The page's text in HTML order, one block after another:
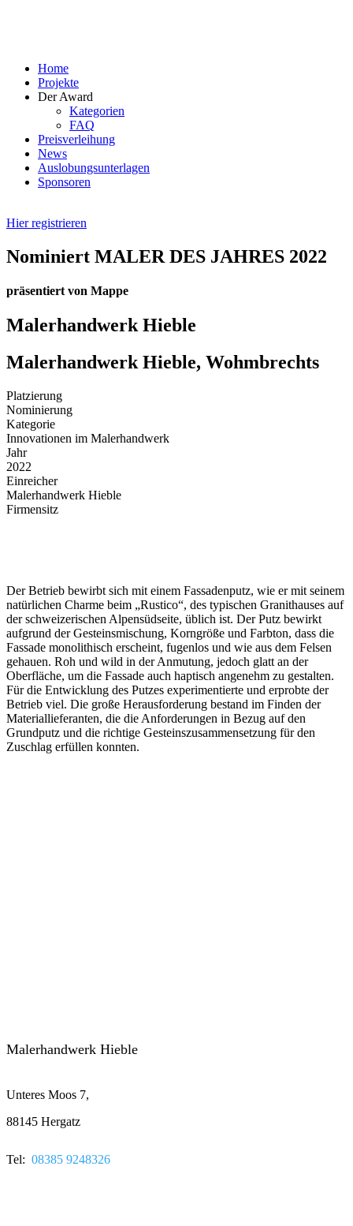
Home
Projekte
Der Award
Kategorien
FAQ
Preisverleihung
News
Auslobungsunterlagen
Sponsoren
Hier registrieren
Nominiert MALER DES JAHRES 2022
präsentiert von Mappe
Malerhandwerk Hieble
Malerhandwerk Hieble, Wohmbrechts
Platzierung
Nominierung
Kategorie
Innovationen im Malerhandwerk
Jahr
2022
Einreicher
Malerhandwerk Hieble
Firmensitz
Der Betrieb bewirbt sich mit einem Fassadenputz, wie er mit seinem
natürlichen Charme beim „Rustico“, des typischen Granithauses auf
der schweizerischen Alpensüdseite, üblich ist. Der Putz bewirkt
aufgrund der Gesteinsmischung, Korngröße und Farbton, dass die
Fassade monolithisch erscheint, fugenlos und wie aus dem Felsen
gehauen. Roh und wild in der Anmutung, jedoch glatt an der
Oberfläche, um die Fassade auch haptisch angenehm zu gestalten.
Für die Entwicklung des Putzes experimentierte und erprobte der
Betrieb viel. Die große Herausforderung bestand im Finden der
Materiallieferanten, die die Anforderungen in Bezug auf den
Grundputz und die richtige Gesteinszusammensetzung für den
Zuschlag erfüllen konnten.
Malerhandwerk Hieble
Unteres Moos 7,
88145 Hergatz
Tel: 08385 9248326